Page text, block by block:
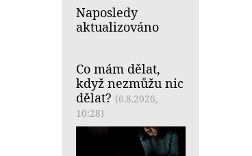
Naposledy
aktualizováno
Co mám dělat,
když nezmůžu nic
dělat? (6.8.2026,
10:28)